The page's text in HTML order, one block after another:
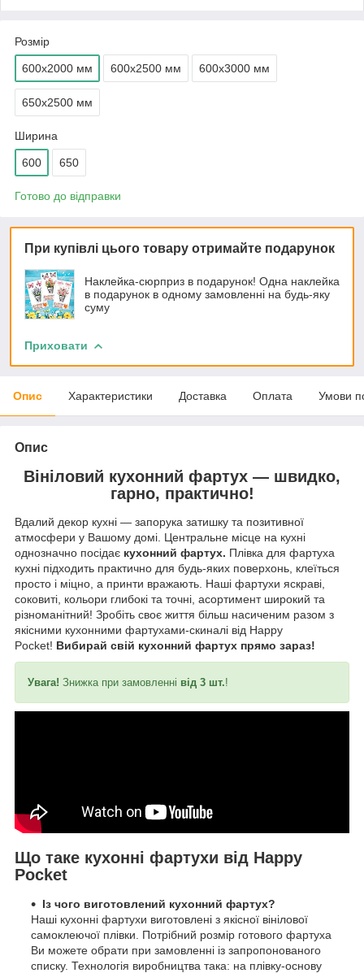
Розмір
600х2000 мм 600х2500 мм 600х3000 мм
650х2500 мм
Ширина
600 650
Готово до відправки
При купівлі цього товару отримайте подарунок
Наклейка-сюрприз в подарунок! Одна наклейка
в подарунок в одному замовленні на будь-яку
суму
Приховати
Опис Характеристики Доставка Оплата Умови
Опис
Вініловий кухонний фартух — швидко,
гарно, практично!
Вдалий декор кухні — запорука затишку та позитивної
атмосфери у Вашому домі. Центральне місце на кухні
однозначно посідає кухонний фартух. Плівка для фартуха
кухні підходить практично для будь-яких поверхонь, клеїться
просто і міцно, а принти вражають. Наші фартухи яскраві,
соковиті, кольори глибокі та точні, асортимент широкий та
різноманітний! Зробіть своє життя більш насиченим разом з
якісними кухонними фартухами-скиналі від Happy
Pocket! Вибирай свій кухонний фартух прямо зараз!
Увага! Знижка при замовленні від 3 шт.!
Що таке кухонні фартухи від Happy
Pocket
Із чого виготовлений кухонний фартух?
Наші кухонні фартухи виготовлені з якісної вінілової
самоклеючої плівки. Потрібний розмір готового фартуха
Ви можете обрати при замовленні із запропонованого
списку. Технологія виробництва така: на плівку-основу